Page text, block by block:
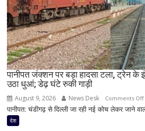
पानीपत जंक्शन पर बड़ा हादसा टला, ट्रेन के
उठा धुआं; डेढ़ घंटे रुकी गाड़ी
August 9, 2026 News Desk Comments Off
पानीपत: चंडीगढ़ से दिल्ली जा रही नई कोच लेकर जाने
देश